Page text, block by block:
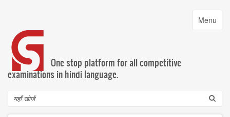
content
Toggle
Menu
One stop platform for all competitive
examinations in hindi language.
Search